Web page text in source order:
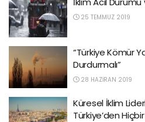
25 TEMMUZ 2019
“Türkiye Kömür
Durdurmalı”
28 HAZIRAN 2019
Küresel İklim
Türkiye’den